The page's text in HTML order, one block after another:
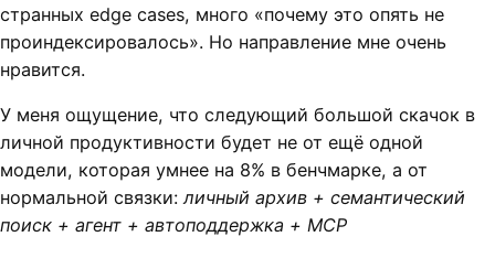
странных edge cases, много «почему это опять не
проиндексировалось». Но направление мне очень
нравится.
У меня ощущение, что следующий большой скачок в
личной продуктивности будет не от ещё одной
модели, которая умнее на 8% в бенчмарке, а от
нормальной связки:личный архив + семантический
поиск + агент + автоподдержка + MCP